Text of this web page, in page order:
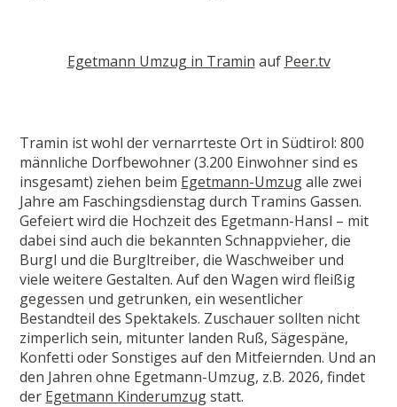
Egetmann Umzug in Tramin auf Peer.tv
Tramin ist wohl der vernarrteste Ort in Südtirol: 800
männliche Dorfbewohner (3.200 Einwohner sind es
insgesamt) ziehen beim Egetmann-Umzugalle zwei
Jahre am Faschingsdienstag durch Tramins Gassen.
Gefeiert wird die Hochzeit des Egetmann-Hansl – mit
dabei sind auch die bekannten Schnappvieher, die
Burgl und die Burgltreiber, die Waschweiber und
viele weitere Gestalten. Auf den Wagen wird fleißig
gegessen und getrunken, ein wesentlicher
Bestandteil des Spektakels. Zuschauer sollten nicht
zimperlich sein, mitunter landen Ruß, Sägespäne,
Konfetti oder Sonstiges auf den Mitfeiernden. Und an
den Jahren ohne Egetmann-Umzug, z.B. 2026, findet
der Egetmann Kinderumzugstatt.